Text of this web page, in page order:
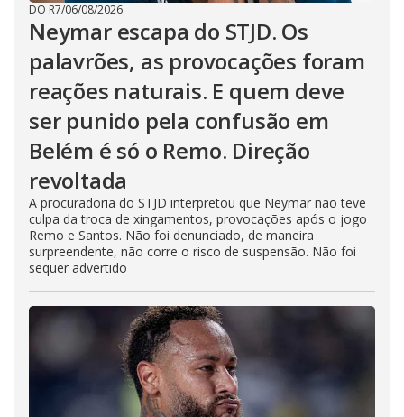
DO R7/06/08/2026
Neymar escapa do STJD. Os
palavrões, as provocações foram
reações naturais. E quem deve
ser punido pela confusão em
Belém é só o Remo. Direção
revoltada
A procuradoria do STJD interpretou que Neymar não teve
culpa da troca de xingamentos, provocações após o jogo
Remo e Santos. Não foi denunciado, de maneira
surpreendente, não corre o risco de suspensão. Não foi
sequer advertido